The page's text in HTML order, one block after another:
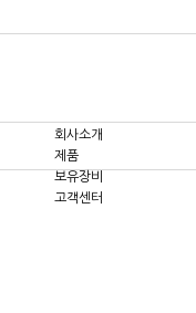
회사소개
제품
보유장비
고객센터